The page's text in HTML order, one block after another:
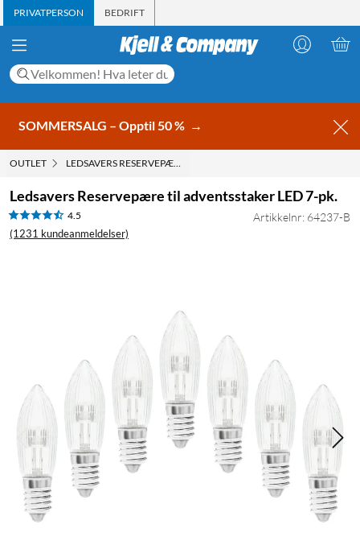
PRIVATPERSON BEDRIFT
SOMMERSALG – Opptil 50 % →
OUTLET LEDSAVERS RESERVEPÆRE TIL ADVENTSSTAKER LED 7-PK.
Ledsavers Reservepære til adventsstaker LED 7-pk.
4.5
(1231 kundeanmeldelser)
Artikkelnr: 64237-B